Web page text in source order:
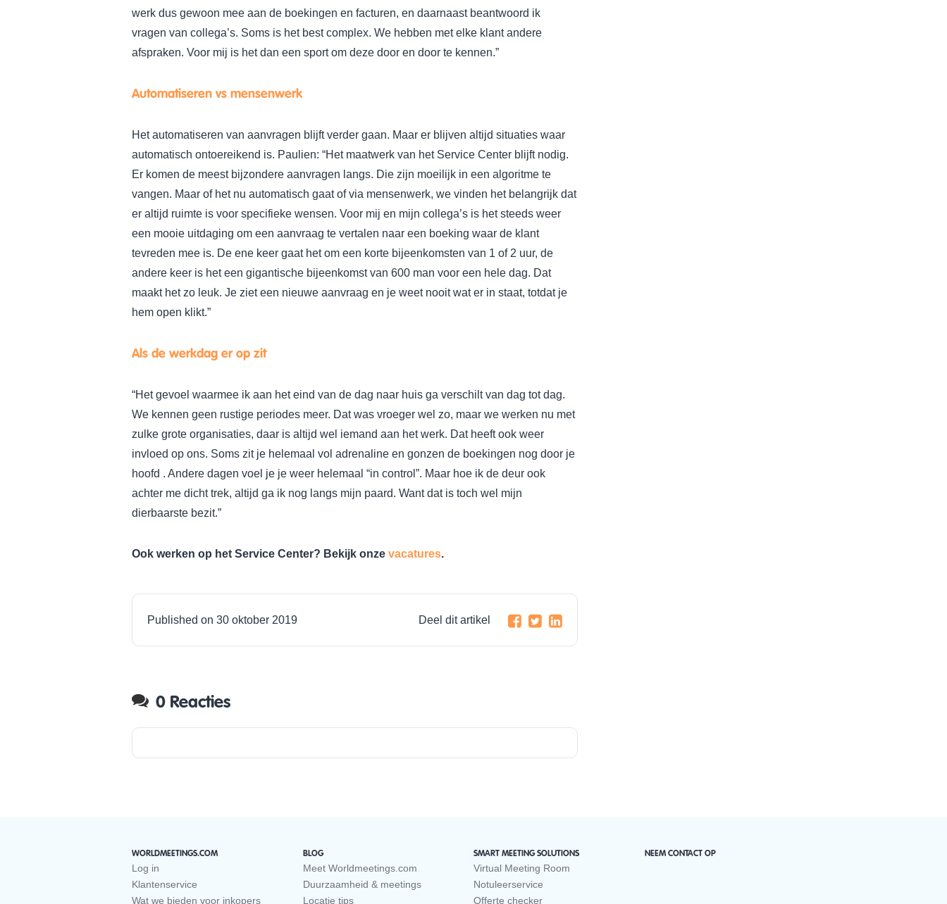
werk dus gewoon mee aan de boekingen en facturen, en daarnaast beantwoord ik
vragen van collega’s. Soms is het best complex. We hebben met elke klant andere
afspraken. Voor mij is het dan een sport om deze door en door te kennen.”
Automatiseren vs mensenwerk
Het automatiseren van aanvragen blijft verder gaan. Maar er blijven altijd situaties waar
automatisch ontoereikend is. Paulien: “Het maatwerk van het Service Center blijft nodig.
Er komen de meest bijzondere aanvragen langs. Die zijn moeilijk in een algoritme te
vangen. Maar of het nu automatisch gaat of via mensenwerk, we vinden het belangrijk dat
er altijd ruimte is voor specifieke wensen. Voor mij en mijn collega’s is het steeds weer
een mooie uitdaging om een aanvraag te vertalen naar een boeking waar de klant
tevreden mee is. De ene keer gaat het om een korte bijeenkomsten van 1 of 2 uur, de
andere keer is het een gigantische bijeenkomst van 600 man voor een hele dag. Dat
maakt het zo leuk. Je ziet een nieuwe aanvraag en je weet nooit wat er in staat, totdat je
hem open klikt.”
Als de werkdag er op zit
“Het gevoel waarmee ik aan het eind van de dag naar huis ga verschilt van dag tot dag.
We kennen geen rustige periodes meer. Dat was vroeger wel zo, maar we werken nu met
zulke grote organisaties, daar is altijd wel iemand aan het werk. Dat heeft ook weer
invloed op ons. Soms zit je helemaal vol adrenaline en gonzen de boekingen nog door je
hoofd . Andere dagen voel je je weer helemaal “in control”. Maar hoe ik de deur ook
achter me dicht trek, altijd ga ik nog langs mijn paard. Want dat is toch wel mijn
dierbaarste bezit.”
Ook werken op het Service Center? Bekijk onze vacatures.
Published on 30 oktober 2019 Deel dit artikel
0 Reacties
WORLDMEETINGS.COM
Log in
Klantenservice
Wat we bieden voor inkopers
BLOG
Meet Worldmeetings.com
Duurzaamheid & meetings
Locatie tips
SMART MEETING SOLUTIONS
Virtual Meeting Room
Notuleerservice
Offerte checker
NEEM CONTACT OP